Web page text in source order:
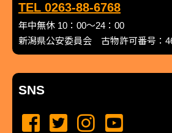
TEL 0263-88-6768
年中無休 10：00～24：00
新潟県公安委員会 古物許可番号：
SNS